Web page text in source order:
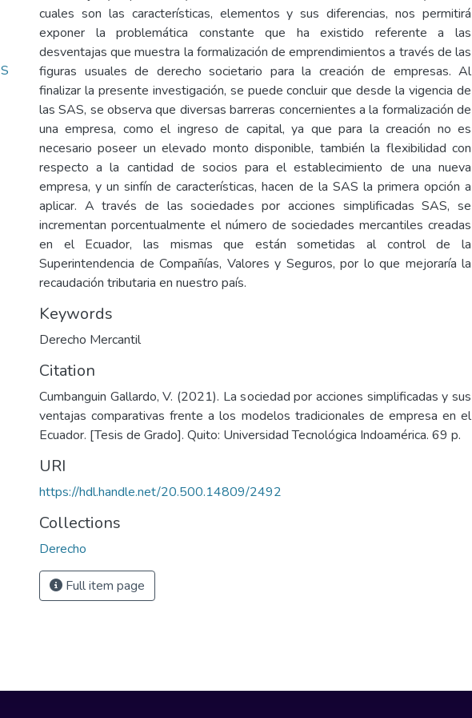
cuales son las características, elementos y sus diferencias, nos permitirá
exponer la problemática constante que ha existido referente a las
desventajas que muestra la formalización de emprendimientos a través de las
figuras usuales de derecho societario para la creación de empresas. Al
finalizar la presente investigación, se puede concluir que desde la vigencia de
las SAS, se observa que diversas barreras concernientes a la formalización de
una empresa, como el ingreso de capital, ya que para la creación no es
necesario poseer un elevado monto disponible, también la flexibilidad con
respecto a la cantidad de socios para el establecimiento de una nueva
empresa, y un sinfín de características, hacen de la SAS la primera opción a
aplicar. A través de las sociedades por acciones simplificadas SAS, se
incrementan porcentualmente el número de sociedades mercantiles creadas
en el Ecuador, las mismas que están sometidas al control de la
Superintendencia de Compañías, Valores y Seguros, por lo que mejoraría la
recaudación tributaria en nuestro país.
Keywords
Derecho Mercantil
Citation
Cumbanguin Gallardo, V. (2021). La sociedad por acciones simplificadas y sus
ventajas comparativas frente a los modelos tradicionales de empresa en el
Ecuador. [Tesis de Grado]. Quito: Universidad Tecnológica Indoamérica. 69 p.
URI
https://hdl.handle.net/20.500.14809/2492
Collections
Derecho
Full item page